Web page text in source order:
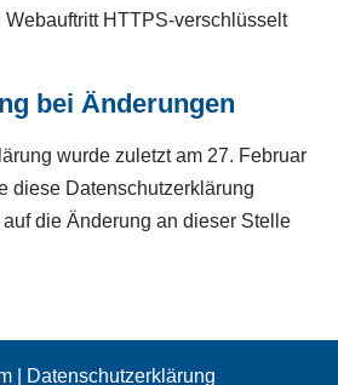
HTTPS-verschlüsselt
bei Änderungen
wurde zuletzt am 27. Februar
diese Datenschutzerklärung
die Änderung an dieser Stelle
Datenschutzerklärung